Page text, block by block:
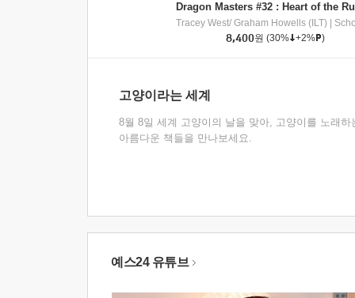
Tracey West/ Graham Howells (ILT)
8,400원 (30% +2% )
고양이라는 세계
8월 8일 세계 고양이의 날을 맞아, 고양이를 노래하
아름다운 책들을 만나보세요.
예스24 유튜브